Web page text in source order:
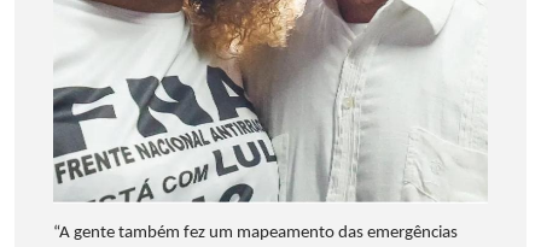
“A gente também fez um mapeamento das emergências